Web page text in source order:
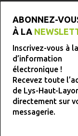
ABONNEZ-
À LA
Inscrivez-vous à
d’information
électronique !
Recevez toute
de Lys-Haut-
directement sur
messagerie.